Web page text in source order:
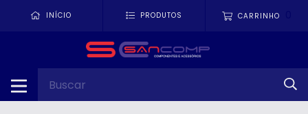
INÍCIO PRODUTOS CARRINHO